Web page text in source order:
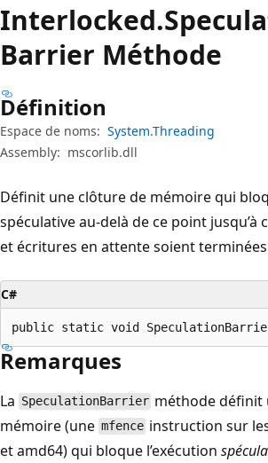
Interlocked.
Barrier Méthode
Définition
Espace de noms: System.Threading
Assembly: mscorlib.dll
Définit une clôture de mémoire qui
spéculative au-delà de ce point jusqu’à
et écritures en attente soient
C#
public static void
Remarques
La SpeculationBarrier méthode définit
mémoire (une mfence instruction sur
et amd64) qui bloque l’exécution